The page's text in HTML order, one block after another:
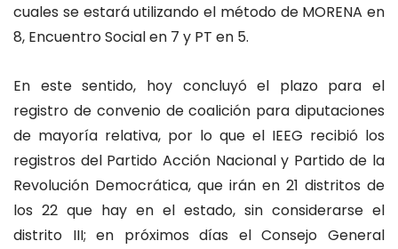
cuales se estará utilizando el método de MORENA en
8, Encuentro Social en 7 y PT en 5.
En este sentido, hoy concluyó el plazo para el
registro de convenio de coalición para diputaciones
de mayoría relativa, por lo que el IEEG recibió los
registros del Partido Acción Nacional y Partido de la
Revolución Democrática, que irán en 21 distritos de
los 22 que hay en el estado, sin considerarse el
distrito III; en próximos días el Consejo General